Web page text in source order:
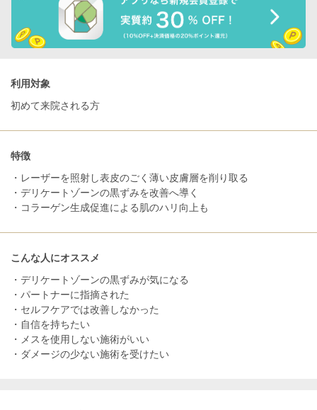
利用対象
初めて来院される方
特徴
・レーザーを照射し表皮のごく薄い皮膚層を削り取る
・デリケートゾーンの黒ずみを改善へ導く
・コラーゲン生成促進による肌のハリ向上も
こんな人にオススメ
・デリケートゾーンの黒ずみが気になる
・パートナーに指摘された
・セルフケアでは改善しなかった
・自信を持ちたい
・メスを使用しない施術がいい
・ダメージの少ない施術を受けたい